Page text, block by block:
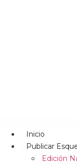
Inicio
Publicar
Edición